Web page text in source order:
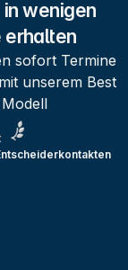
wenigen
erhalten
sofort Termine
unserem Best